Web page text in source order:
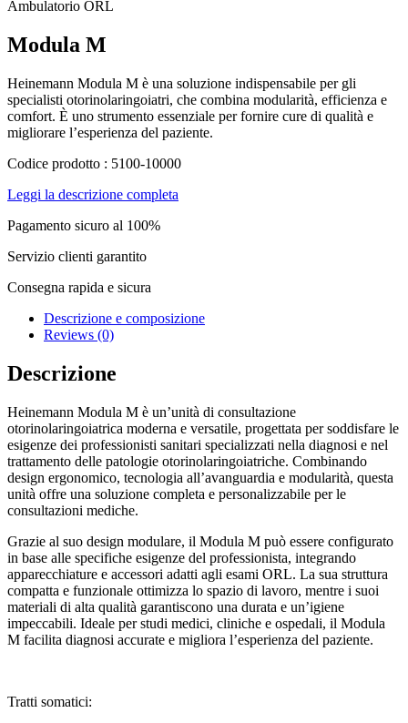
Ambulatorio ORL
Modula M
Heinemann Modula M è una soluzione indispensabile per gli
specialisti otorinolaringoiatri, che combina modularità, efficienza e
comfort. È uno strumento essenziale per fornire cure di qualità e
migliorare l’esperienza del paziente.
Codice prodotto : 5100-10000
Leggi la descrizione completa
Pagamento sicuro al 100%
Servizio clienti garantito
Consegna rapida e sicura
Descrizione e composizione
Reviews (0)
Descrizione
Heinemann Modula M è un’unità di consultazione
otorinolaringoiatrica moderna e versatile, progettata per soddisfare le
esigenze dei professionisti sanitari specializzati nella diagnosi e nel
trattamento delle patologie otorinolaringoiatriche. Combinando
design ergonomico, tecnologia all’avanguardia e modularità, questa
unità offre una soluzione completa e personalizzabile per le
consultazioni mediche.
Grazie al suo design modulare, il Modula M può essere configurato
in base alle specifiche esigenze del professionista, integrando
apparecchiature e accessori adatti agli esami ORL. La sua struttura
compatta e funzionale ottimizza lo spazio di lavoro, mentre i suoi
materiali di alta qualità garantiscono una durata e un’igiene
impeccabili. Ideale per studi medici, cliniche e ospedali, il Modula
M facilita diagnosi accurate e migliora l’esperienza del paziente.
Tratti somatici: